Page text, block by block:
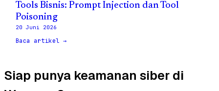
Tools Bisnis: Prompt Injection dan Tool
Poisoning
20 Juni 2026
Baca artikel →
Siap punya keamanan siber di